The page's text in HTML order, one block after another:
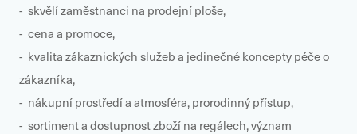
- skvělí zaměstnanci na prodejní ploše,
- cena a promoce,
- kvalita zákaznických služeb a jedinečné koncepty péče o
zákazníka,
- nákupní prostředí a atmosféra, prorodinný přístup,
- sortiment a dostupnost zboží na regálech, význam